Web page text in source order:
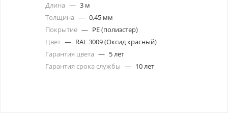
Длина — 3 м
Толщина — 0,45 мм
Покрытие — PE (полиэстер)
Цвет — RAL 3009 (Оксид красный)
Гарантия цвета — 5 лет
Гарантия срока службы — 10 лет